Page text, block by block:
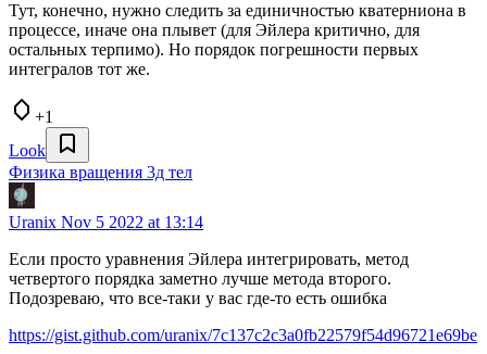
Тут, конечно, нужно следить за единичностью кватерниона в
процессе, иначе она плывет (для Эйлера критично, для
остальных терпимо). Но порядок погрешности первых
интегралов тот же.
+1
Look
Физика вращения 3д тел
Uranix Nov 5 2022 at 13:14
Если просто уравнения Эйлера интегрировать, метод
четвертого порядка заметно лучше метода второго.
Подозреваю, что все-таки у вас где-то есть ошибка
https://gist.github.com/uranix/7c137c2c3a0fb22579f54d96721e69be